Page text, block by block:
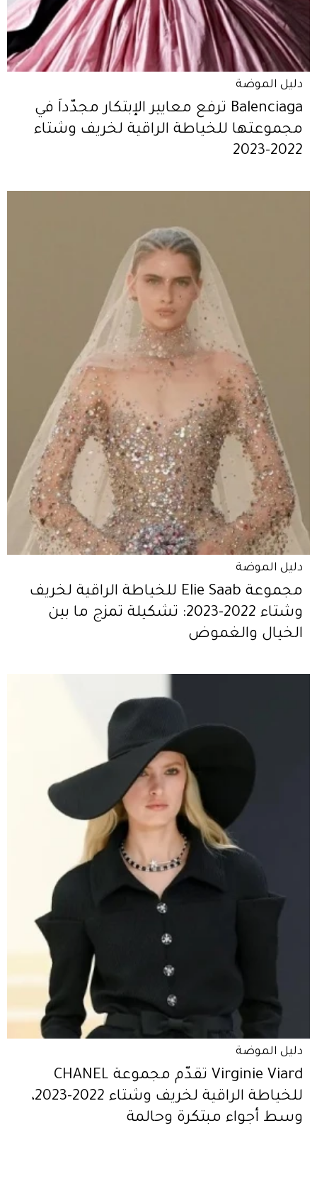
دليل الموضة
Balenciaga ترفع معايير الإبتكار مجدّداً في
مجموعتها للخياطة الراقية لخريف وشتاء
2022-2023
دليل الموضة
مجموعة Elie Saab للخياطة الراقية لخريف
وشتاء 2022-2023: تشكيلة تمزج ما بين
الخيال والغموض
دليل الموضة
Virginie Viard تقدّم مجموعة CHANEL
للخياطة الراقية لخريف وشتاء 2022-2023،
وسط أجواء مبتكرة وحالمة